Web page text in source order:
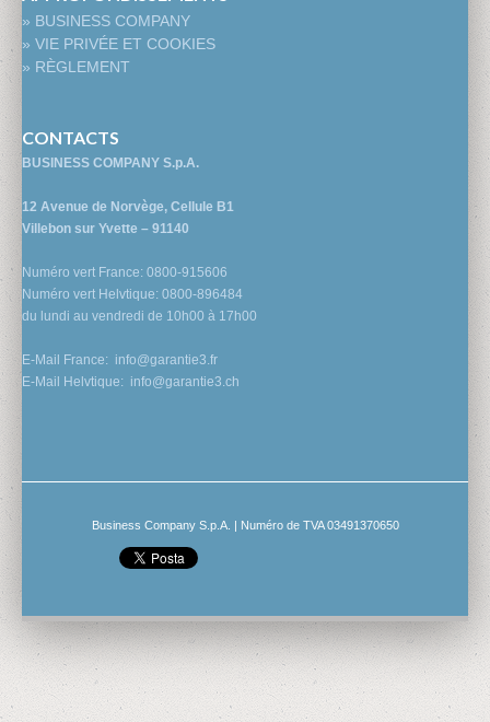
» BUSINESS COMPANY
» VIE PRIVÉE ET COOKIES
» RÈGLEMENT
CONTACTS
BUSINESS COMPANY S.p.A.
12 Avenue de Norvège, Cellule B1
Villebon sur Yvette – 91140
Numéro vert France: 0800-915606
Numéro vert Helvtique: 0800-896484
du lundi au vendredi de 10h00 à 17h00
E-Mail France: info@garantie3.fr
E-Mail Helvtique: info@garantie3.ch
Business Company S.p.A. | Numéro de TVA 03491370650